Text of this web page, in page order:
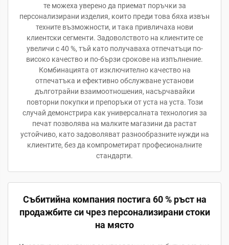
те можеха уверено да приемат поръчки за
персонализирани изделия, които преди това бяха извън
техните възможности, и така привличаха нови
клиентски сегменти. Задоволството на клиентите се
увеличи с 40 %, тъй като получаваха отпечатъци по-
високо качество и по-бързи срокове на изпълнение.
Комбинацията от изключително качество на
отпечатъка и ефективно обслужване установи
дълготрайни взаимоотношения, насърчавайки
повторни покупки и препоръки от уста на уста. Този
случай демонстрира как универсалната технология за
печат позволява на малките магазини да растат
устойчиво, като задоволяват разнообразните нужди на
клиентите, без да компрометират професионалните
стандарти.
Събитийна компания постига 60 % ръст на
продажбите си чрез персонализирани стоки
на място